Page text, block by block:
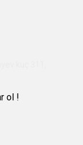
ol !